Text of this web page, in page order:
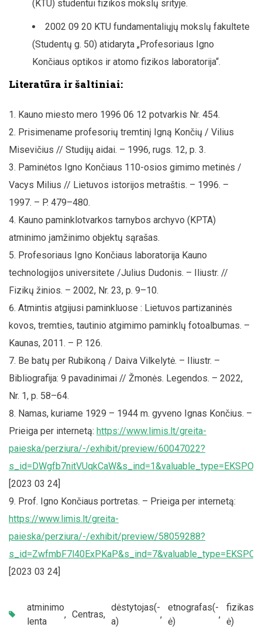
(KTU) studentui fizikos mokslų srityje.
2002 09 20 KTU fundamentaliųjų mokslų fakultete
(Studentų g. 50) atidaryta „Profesoriaus Igno
Končiaus optikos ir atomo fizikos laboratorija“.
Literatūra ir šaltiniai:
Kauno miesto mero 1996 06 12 potvarkis Nr. 454.
Prisimename profesorių tremtinį Igną Končių / Vilius
Misevičius // Studijų aidai. – 1996, rugs. 12, p. 3.
Paminėtos Igno Končiaus 110-osios gimimo metinės /
Vacys Milius // Lietuvos istorijos metraštis. – 1996. –
1997. – P. 479–480.
Kauno paminklotvarkos tarnybos archyvo (KPTA)
atminimo įamžinimo objektų sąrašas.
Profesoriaus Igno Končiaus laboratorija Kauno
technologijos universitete /Julius Dudonis. – Iliustr. //
Fizikų žinios. – 2002, Nr. 23, p. 9–10.
Atmintis atgijusi paminkluose : Lietuvos partizaninės
kovos, tremties, tautinio atgimimo paminklų fotoalbumas. –
Kaunas, 2011. – P. 126.
Be batų per Rubikoną / Daiva Vilkelytė. – Iliustr. –
Bibliografija: 9 pavadinimai // Žmonės. Legendos. – 2022,
Nr. 1, p. 58–64.
Namas, kuriame 1929 – 1944 m. gyveno Ignas Končius. –
Prieiga per internetą: https://www.limis.lt/greita-
paieska/perziura/-/exhibit/preview/60047022?
[2023 03 24]
Prof. Igno Končiaus portretas. – Prieiga per internetą:
https://www.limis.lt/greita-
paieska/perziura/-/exhibit/preview/58059288?
[2023 03 24]
atminimo
lenta
, Centras,
dėstytojas(-
a)
,
etnografas(-
ė)
,
fizikas(-
ė)